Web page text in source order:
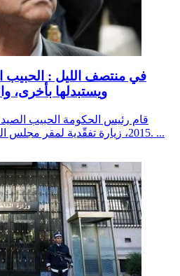
في منتصف الليل : الحبيب
ويستبدلها
2015، زيارة تفقّدية لمقر مجلس النوّاب ومتحف باردو والمسجد. ...